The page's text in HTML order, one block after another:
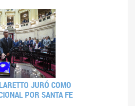
JURÓ COMO
POR SANTA FE